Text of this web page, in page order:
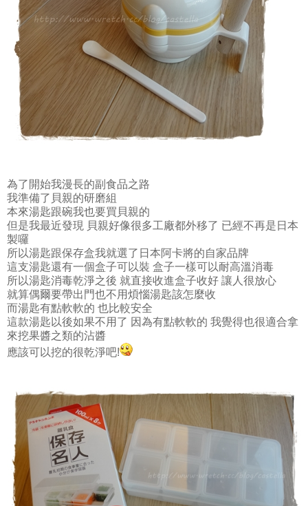
為了開始我漫長的副食品之路
我準備了貝親的研磨組
本來湯匙跟碗我也要買貝親的
但是我最近發現 貝親好像很多工廠都外移了 已經不再是日本
製囉
所以湯匙跟保存盒我就選了日本阿卡將的自家品牌
這支湯匙還有一個盒子可以裝 盒子一樣可以耐高溫消毒
所以湯匙消毒乾淨之後 就直接收進盒子收好 讓人很放心
就算偶爾要帶出門也不用煩惱湯匙該怎麼收
而湯匙有點軟軟的 也比較安全
這款湯匙以後如果不用了 因為有點軟軟的 我覺得也很適合拿
來挖果醬之類的沾醬
應該可以挖的很乾淨吧!